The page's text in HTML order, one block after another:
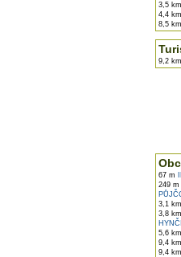
3,5 km
4,4 km
8,5 km
9,2 km
67 m
249 m
3,1 km
3,8 km
5,6 km
9,4 km
9,4 km